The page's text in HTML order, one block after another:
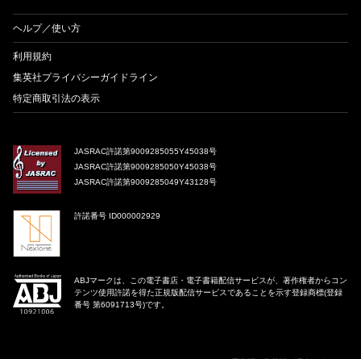
ヘルプ／使い方
利用規約
集英社プライバシーガイドライン
特定商取引法の表示
JASRAC許諾第9009285055Y45038号
JASRAC許諾第9009285050Y45038号
JASRAC許諾第9009285049Y43128号
許諾番号 ID000002929
ABJマークは、この電子書店・電子書籍配信サービスが、著作権者からコン
テンツ使用許諾を得た正規版配信サービスであることを示す登録商標(登録
番号 第6091713号)です。